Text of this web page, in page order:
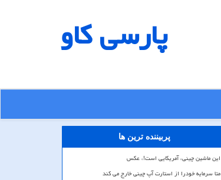
پارسی كاو
پربیننده ترین ها
این ماشین چینی، آمریکایی است!، عکس
متا سرمایه خودرا از استارت آپ چینی خارج می کند